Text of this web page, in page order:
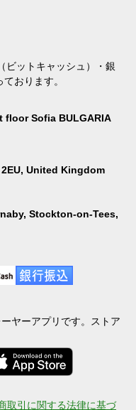
ビットキャッシュ）・銀
おります。
floor Sofia BULGARIA
United Kingdom
Stockton-on-Tees,
ヤーアプリです。ストア
取引に関する法律に基づ